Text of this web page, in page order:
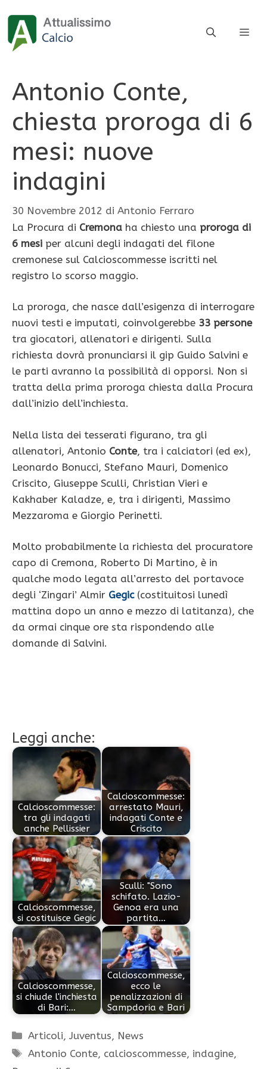
contenuto
Antonio Conte,
chiesta proroga di 6
mesi: nuove
indagini
30 Novembre 2012 di Antonio Ferraro
La Procura di Cremona ha chiesto una proroga di
6 mesi per alcuni degli indagati del filone
cremonese sul Calcioscommesse iscritti nel
registro lo scorso maggio.
La proroga, che nasce dall’esigenza di interrogare
nuovi testi e imputati, coinvolgerebbe 33 persone
tra giocatori, allenatori e dirigenti. Sulla
richiesta dovrà pronunciarsi il gip Guido Salvini e
le parti avranno la possibilità di opporsi. Non si
tratta della prima proroga chiesta dalla Procura
dall’inizio dell’inchiesta.
Nella lista dei tesserati figurano, tra gli
allenatori, Antonio Conte, tra i calciatori (ed ex),
Leonardo Bonucci, Stefano Mauri, Domenico
Criscito, Giuseppe Sculli, Christian Vieri e
Kakhaber Kaladze, e, tra i dirigenti, Massimo
Mezzaroma e Giorgio Perinetti.
Molto probabilmente la richiesta del procuratore
capo di Cremona, Roberto Di Martino, è in
qualche modo legata all’arresto del portavoce
degli ‘Zingari’ Almir Gegic (costituitosi lunedì
mattina dopo un anno e mezzo di latitanza), che
da ormai cinque ore sta rispondendo alle
domande di Salvini.
Leggi anche:
Calcioscommesse:
tra gli indagati
anche Pellissier
Calcioscommesse:
arrestato Mauri,
indagati Conte e
Criscito
Calcioscommesse,
si costituisce Gegic
Sculli: "Sono
schifato. Lazio-
Genoa era una
partita…
Calcioscommesse,
si chiude l'inchiesta
di Bari:…
Calcioscommesse,
ecco le
penalizzazioni di
Sampdoria e Bari
Categorie
Articoli,Juventus, News
Tag
Antonio Conte, calcioscommesse, indagine,